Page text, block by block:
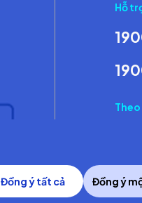
Hỗ
Theo
Đồng ý tất cả Đồng ý